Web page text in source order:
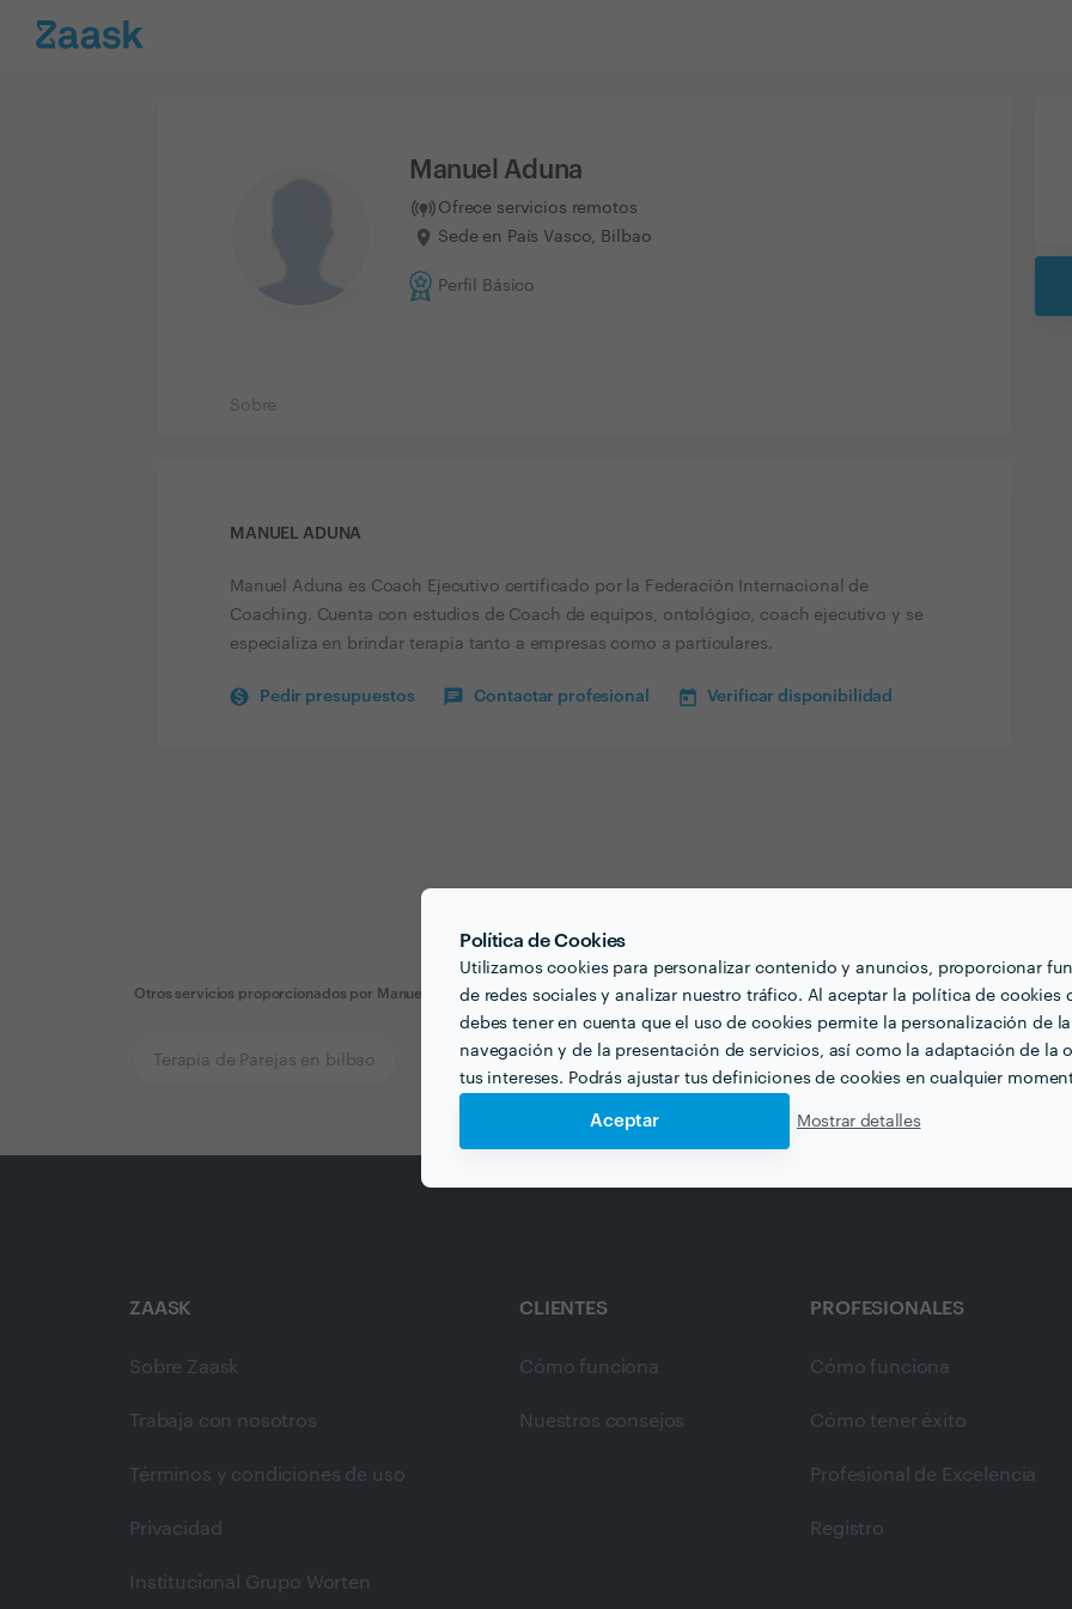
Política de Cookies
Utilizamos cookies para personalizar contenido y anuncios, proporcionar
de redes sociales y analizar nuestro tráfico. Al aceptar la política de cookies
debes tener en cuenta que el uso de cookies permite la personalización de la
navegación y de la presentación de servicios, así como la adaptación de la
tus intereses. Podrás ajustar tus definiciones de cookies en cualquier
Aceptar Mostrar detalles
Manuel Aduna
Ofrece servicios remotos
Sede en País Vasco, Bilbao
Perfil Básico
Sobre
MANUEL ADUNA
Manuel Aduna es Coach Ejecutivo certificado por la Federación Internacional de
Coaching. Cuenta con estudios de Coach de equipos, ontológico, coach ejecutivo y se
especializa en brindar terapia tanto a empresas como a particulares.
Pedir presupuestos Contactar profesional Verificar disponibilidad
Otros servicios proporcionados por Manuel Aduna
Terapia de Parejas en bilbao
ZAASK
Sobre Zaask
Trabaja con nosotros
Términos y condiciones de uso
Privacidad
Institucional Grupo Worten
CLIENTES
Cómo funciona
Nuestros consejos
PROFESIONALES
Cómo funciona
Cómo tener éxito
Profesional de Excelencia
Registro